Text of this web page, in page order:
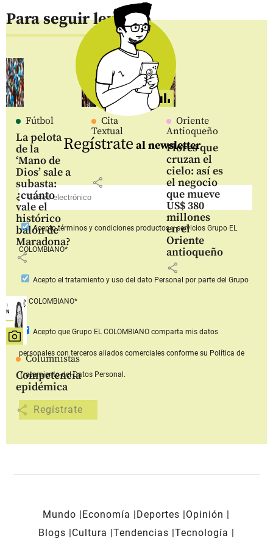
Para seguir leyendo
Fútbol
La pelota
de la
‘Mano de
Dios’ sale a
subasta:
¿cuánto
vale el
histórico
balón de
Maradona?
share
Cita
Textual
share
Oriente
Antioqueño
Flores que
cruzan el
cielo: así es
el negocio
que mueve
US$ 380
millones
en el
Oriente
antioqueño
share
Columnistas
Competencia
epidémica
share
Regístrate al newsletter
Aceptotérminos y condiciones productos y serviciosGrupo EL
COLOMBIANO*
Acepto el tratamiento y uso del dato Personal por parte del Grupo
EL COLOMBIANO*
Acepto que Grupo EL COLOMBIANOcomparta mis datos
personales con terceros aliados comerciales conforme su Política de
Tratamiento del Datos Personal.
Mundo Economía Deportes
Opinión
Blogs
Cultura Tendencias Tecnología